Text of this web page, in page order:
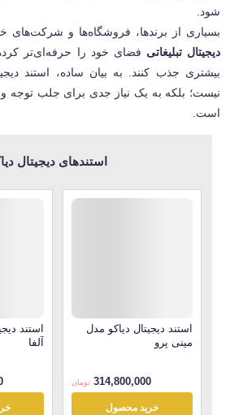
شود
بسیاری از برندها، فروشگاه‌ها و شرکت‌های
دیجیتال تبلیغاتی فضای خود را حرفه‌ای‌تر
بیشتری جذب کنند. به بیان ساده، استند
نیست؛ بلکه به یک نیاز جدی برای جلب توجه و
است
استندهای دیجیتال
استند دیجیتال دیاکو مدل
مینی پرو
314,800,000 تومان
خرید محصول
استند
آلفا